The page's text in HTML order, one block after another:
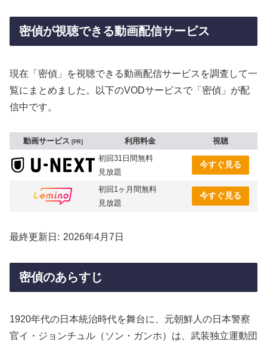
密偵が視聴できる動画配信サービス
現在「密偵」を視聴できる動画配信サービスを調査して一
覧にまとめました。以下のVODサービスで「密偵」が配
信中です。
動画サービス PR 利用料金
視聴
初回31日間無料
見放題
今すぐ見る
初回1ヶ月間無料
見放題
今すぐ見る
最終更新日 2026年4月7日
密偵のあらすじ
1920年代の日本統治時代を舞台に、元朝鮮人の日本警察
官イ・ジョンチュル（ソン・ガンホ）は、武装独立運動団